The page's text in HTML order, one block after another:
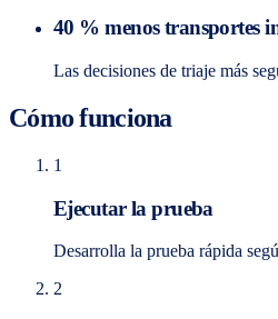
40 % menos transportes
Las decisiones de triaje más
Cómo funciona
1
Ejecutar la prueba
Desarrolla la prueba rápida
2